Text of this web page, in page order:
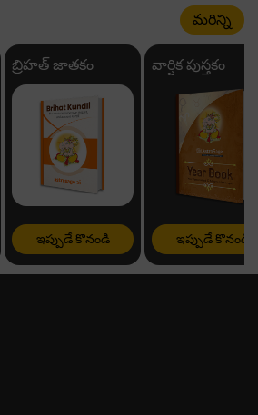
మరిన్ని
బ్రిహత్ జాతకం
ఇప్పుడే కొనండి
వార్షిక పుస్తకం
ఇప్పుడే కొనండి